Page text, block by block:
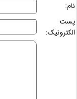
نام:
پست
الکترونیک: